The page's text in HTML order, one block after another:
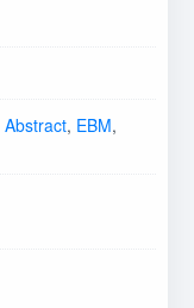
Abstract, EBM,